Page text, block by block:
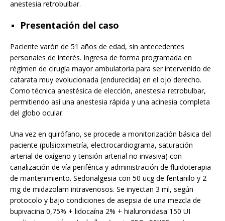
anestesia retrobulbar.
Presentación del caso
Paciente varón de 51 años de edad, sin antecedentes
personales de interés. Ingresa de forma programada en
régimen de cirugía mayor ambulatoria para ser intervenido de
catarata muy evolucionada (endurecida) en el ojo derecho.
Como técnica anestésica de elección, anestesia retrobulbar,
permitiendo así una anestesia rápida y una acinesia completa
del globo ocular.
Una vez en quirófano, se procede a monitorización básica del
paciente (pulsioximetría, electrocardiograma, saturación
arterial de oxígeno y tensión arterial no invasiva) con
canalización de vía periférica y administración de fluidoterapia
de mantenimiento. Sedonalgesia con 50 ucg de fentanilo y 2
mg de midazolam intravenosos. Se inyectan 3 ml, según
protocolo y bajo condiciones de asepsia de una mezcla de
bupivacina 0,75% + lidocaína 2% + hialuronidasa 150 UI